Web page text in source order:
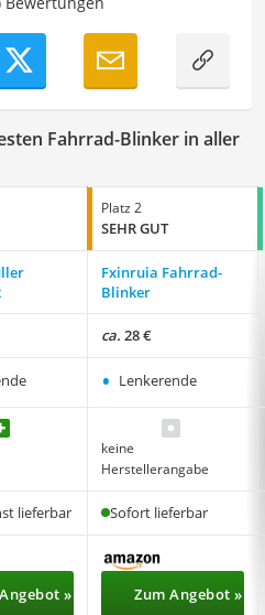
Fahrrad-Blinker in aller
Platz 2
SEHR GUT
Fxinruia Fahrrad-
Blinker
ca. 28 €
• Lenkerende
keine
Herstellerangabe
lieferbar Sofort lieferbar
»
Zum Angebot »